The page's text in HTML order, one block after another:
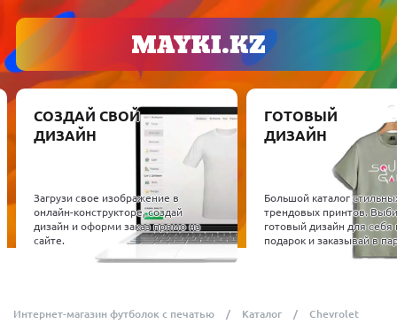
СОЗДАЙ СВОЙ
ДИЗАЙН
Загрузи свое изображение в
онлайн-конструкторе, создай
дизайн и оформи заказ прямо на
сайте.
ГОТОВЫЙ
ДИЗАЙН
Большой каталог
трендовых принтов.
готовый дизайн для себя
подарок и заказывай в
Интернет-магазин футболок с печатью Каталог Сhevrolet